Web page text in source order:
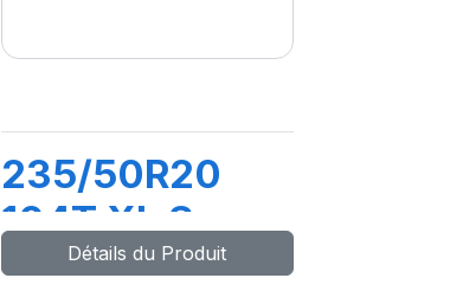
235/50R20
104T XL S-
ZERO AS (+)
Détails du Produit